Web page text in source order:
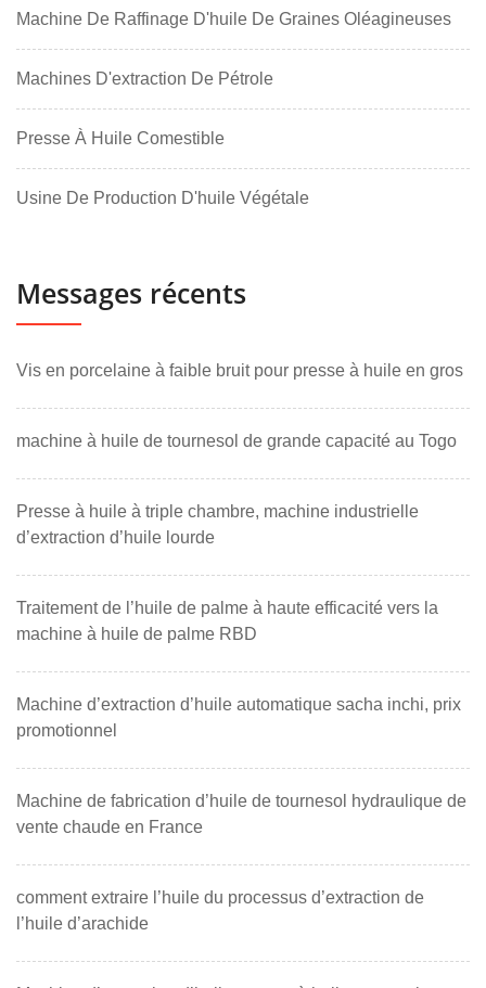
Machine De Raffinage D'huile De Graines Oléagineuses
Machines D'extraction De Pétrole
Presse À Huile Comestible
Usine De Production D'huile Végétale
Messages récents
Vis en porcelaine à faible bruit pour presse à huile en gros
machine à huile de tournesol de grande capacité au Togo
Presse à huile à triple chambre, machine industrielle
d’extraction d’huile lourde
Traitement de l’huile de palme à haute efficacité vers la
machine à huile de palme RBD
Machine d’extraction d’huile automatique sacha inchi, prix
promotionnel
Machine de fabrication d’huile de tournesol hydraulique de
vente chaude en France
comment extraire l’huile du processus d’extraction de
l’huile d’arachide